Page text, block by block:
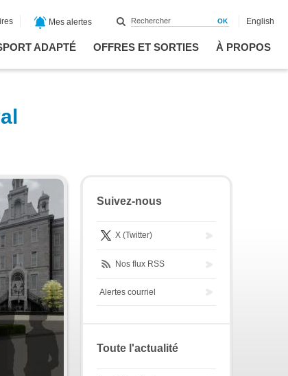
ADAPTÉ OFFRES ET SORTIES À PROPOS
Mes alertes English
Suivez-nous
X (Twitter)
Nos flux RSS
Alertes courriel
Toute l'actualité